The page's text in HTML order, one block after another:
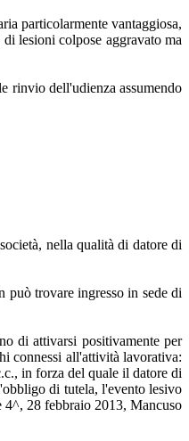
particolarmente vantaggiosa,
lesioni colpose aggravato ma
rinvio dell'udienza assumendo
nella qualità di datore di
può trovare ingresso in sede di
di attivarsi positivamente per
connessi all'attività lavorativa:
in forza del quale il datore di
di tutela, l'evento lesivo
4^, 28 febbraio 2013, Mancuso